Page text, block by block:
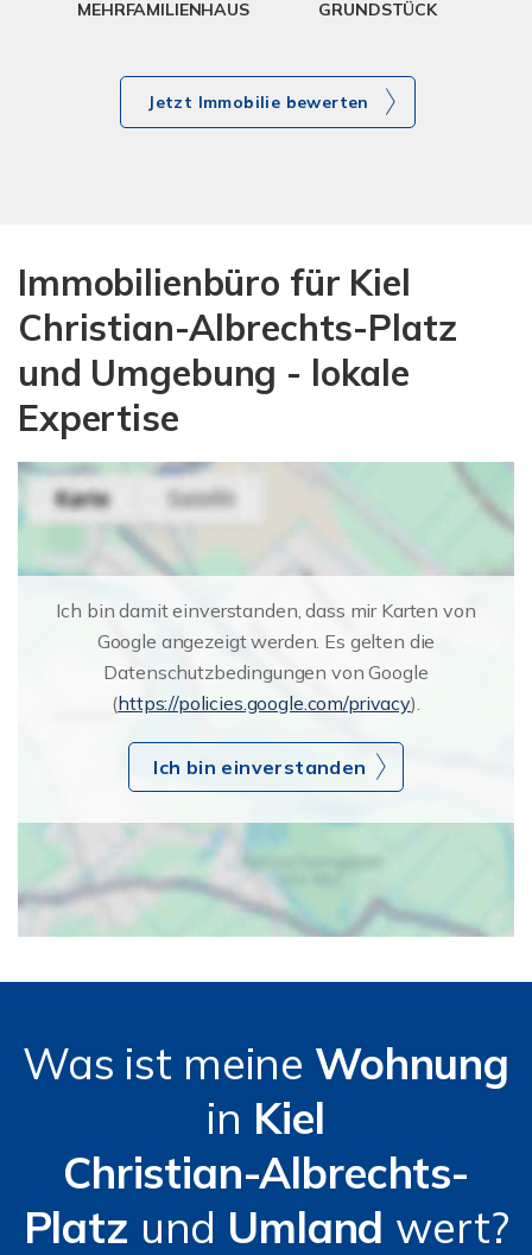
MEHRFAMILIENHAUS GRUNDSTÜCK
Jetzt Immobilie bewerten
Immobilienbüro für Kiel
Christian-Albrechts-Platz
und Umgebung - lokale
Expertise
Ich bin damit einverstanden, dass mir Karten von
Google angezeigt werden. Es gelten die
Datenschutzbedingungen von Google
(https://policies.google.com/privacy).
Ich bin einverstanden
Was ist meine Wohnung
in Kiel
Christian-Albrechts-
Platz und Umland wert?